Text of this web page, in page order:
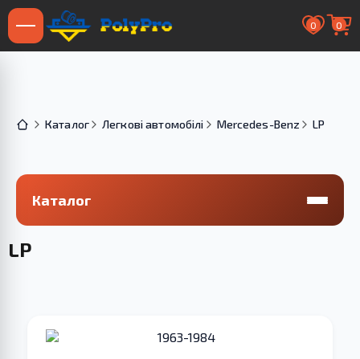
0 0
Каталог Легкові автомобілі Mercedes-Benz LP
Каталог
LP